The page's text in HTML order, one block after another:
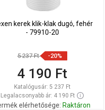
kerek klik-klak dugó, fehér
- 79910-20
5 237 Ft -20%
4 190 Ft
Katalógusár: 5 237 Ft
Legalacsonyabb ár: 4 190 Ft
elérhetősége: Raktáron